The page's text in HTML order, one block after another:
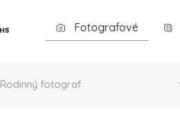
Fotografové
Rodinný fotograf